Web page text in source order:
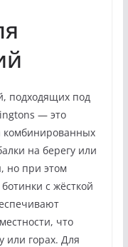
подходящих под
— это
комбинированных
на берегу или
но при этом
с жёсткой
что
или горах. Для